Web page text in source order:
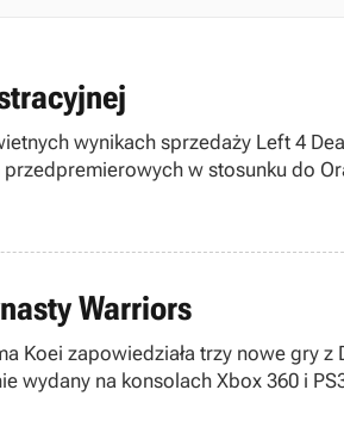
wynikach sprzedaży Left 4
w stosunku do
Warriors
Koei zapowiedziała trzy nowe gry
wydany na konsolach Xbox 360 i